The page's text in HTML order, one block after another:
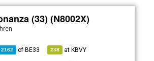
(33) (N8002X)
2162 ofBE33 238 atKBVY